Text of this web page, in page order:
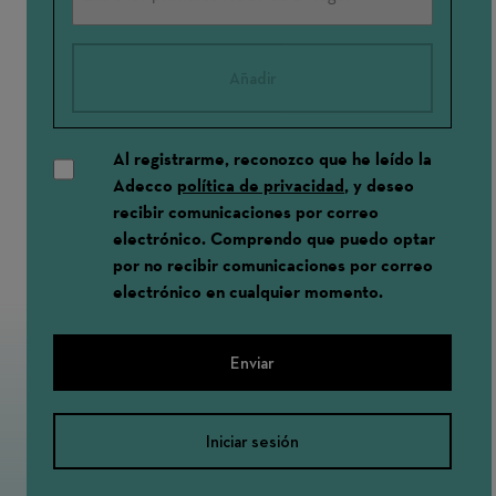
Al registrarme, reconozco que he leído la
Adecco política de privacidad, y deseo
recibir comunicaciones por correo
electrónico. Comprendo que puedo optar
por no recibir comunicaciones por correo
electrónico en cualquier momento.
Enviar
Iniciar sesión